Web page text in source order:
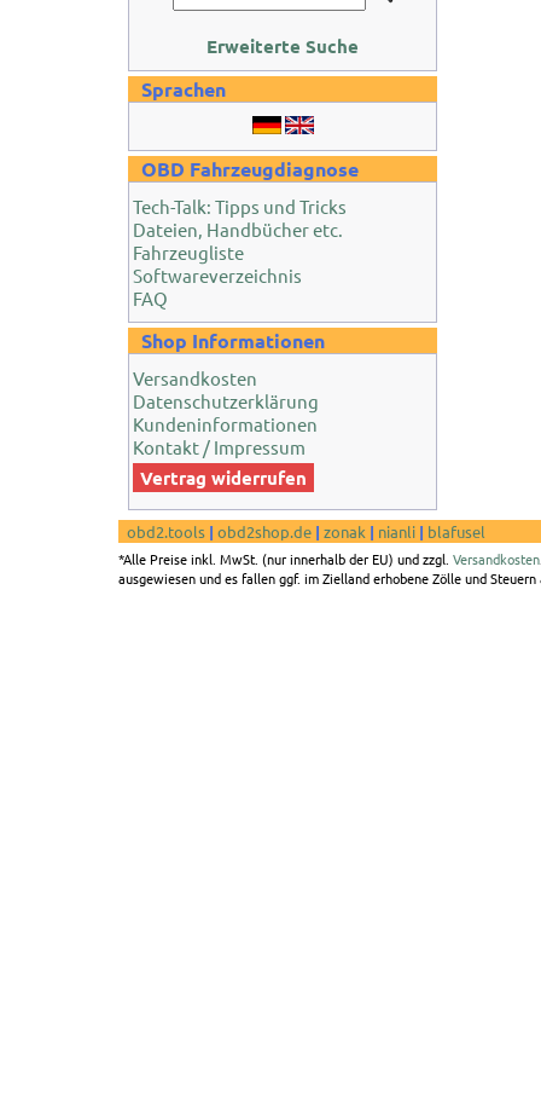
Erweiterte Suche
Sprachen
OBD Fahrzeugdiagnose
Tech-Talk: Tipps und Tricks
Dateien, Handbücher etc.
Fahrzeugliste
Softwareverzeichnis
FAQ
Shop Informationen
Versandkosten
Datenschutzerklärung
Kundeninformationen
Kontakt / Impressum
Vertrag widerrufen
obd2.tools | obd2shop.de | zonak | nianli | blafusel
*Alle Preise inkl. MwSt. (nur innerhalb der EU) und zzgl. Versandkosten
ausgewiesen und es fallen ggf. im Zielland erhobene Zölle und